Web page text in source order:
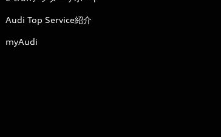
Audi Top Service紹介
myAudi